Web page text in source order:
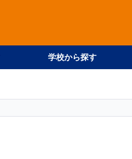
学校から探す